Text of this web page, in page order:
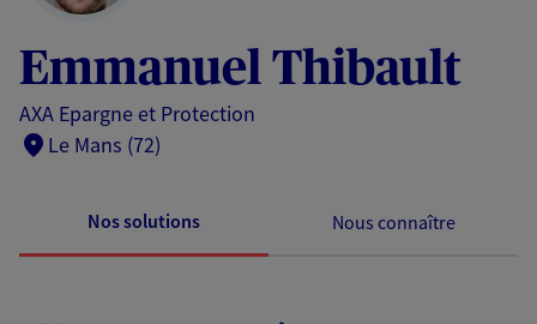
Emmanuel Thibault
AXA Epargne et Protection
Le Mans (72)
Nos solutions Nous connaître